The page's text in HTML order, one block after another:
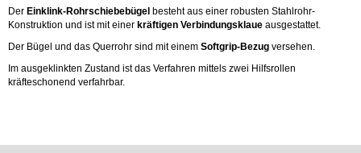
Der Einklink-Rohrschiebebügel besteht aus einer robusten Stahlrohr-
Konstruktion und ist mit einer kräftigen Verbindungsklaue ausgestattet.
Der Bügel und das Querrohr sind mit einem Softgrip-Bezug versehen.
Im ausgeklinkten Zustand ist das Verfahren mittels zwei Hilfsrollen
kräfteschonend verfahrbar.